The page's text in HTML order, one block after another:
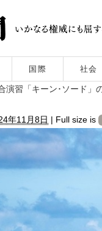
国際 社会
演習「キーン･ソード
年11月8日 | Full size is